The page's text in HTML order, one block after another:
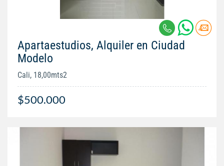
Apartaestudios, Alquiler en Ciudad
Modelo
Cali, 18,00mts2
$500.000